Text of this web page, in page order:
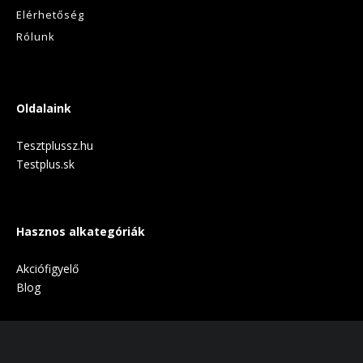
Elérhetőség
Rólunk
Oldalaink
Tesztplussz.hu
Testplus.sk
Hasznos alkategóriák
Akciófigyelő
Blog